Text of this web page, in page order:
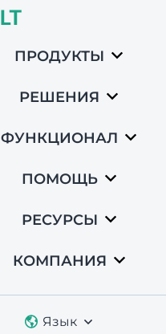
ПРОДУКТЫ
РЕШЕНИЯ
ФУНКЦИОНАЛ
ПОМОЩЬ
РЕСУРСЫ
КОМПАНИЯ
Язык